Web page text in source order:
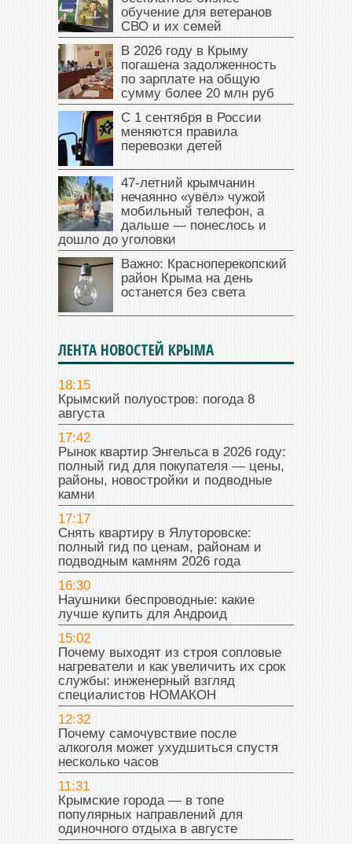
обучение для ветеранов
СВО и их семей
В 2026 году в Крыму
погашена задолженность
по зарплате на общую
сумму более 20 млн руб
С 1 сентября в России
меняются правила
перевозки детей
47‑летний крымчанин
нечаянно «увёл» чужой
мобильный телефон, а
дальше — понеслось и
дошло до уголовки
Важно: Красноперекопский
район Крыма на день
останется без света
ЛЕНТА НОВОСТЕЙ КРЫМА
18:15
Крымский полуостров: погода 8
августа
17:42
Рынок квартир Энгельса в 2026 году:
полный гид для покупателя — цены,
районы, новостройки и подводные
камни
17:17
Снять квартиру в Ялуторовске:
полный гид по ценам, районам и
подводным камням 2026 года
16:30
Наушники беспроводные: какие
лучше купить для Андроид
15:02
Почему выходят из строя сопловые
нагреватели и как увеличить их срок
службы: инженерный взгляд
специалистов НОМАКОН
12:32
Почему самочувствие после
алкоголя может ухудшиться спустя
несколько часов
11:31
Крымские города — в топе
популярных направлений для
одиночного отдыха в августе